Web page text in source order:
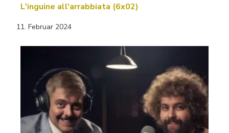
L'inguine all'arrabbiata (6x02)
11. Februar 2024